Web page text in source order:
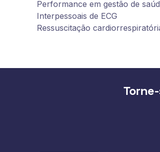
Performance em gestão de
Interpessoais de ECG
Ressuscitação